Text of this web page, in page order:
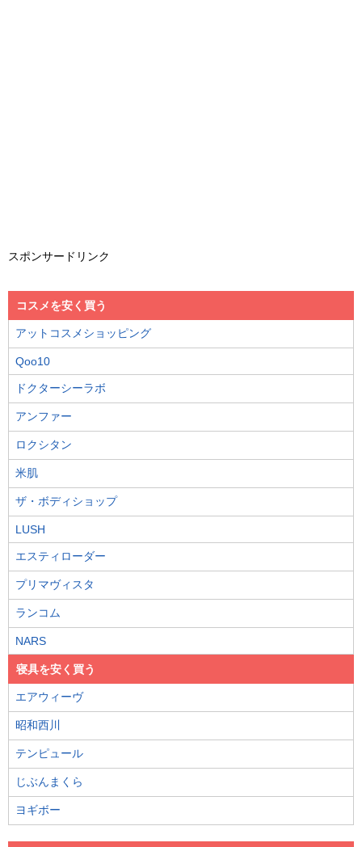
スポンサードリンク
コスメを安く買う
アットコスメショッピング
Qoo10
ドクターシーラボ
アンファー
ロクシタン
米肌
ザ・ボディショップ
LUSH
エスティローダー
プリマヴィスタ
ランコム
NARS
寝具を安く買う
エアウィーヴ
昭和西川
テンピュール
じぶんまくら
ヨギボー